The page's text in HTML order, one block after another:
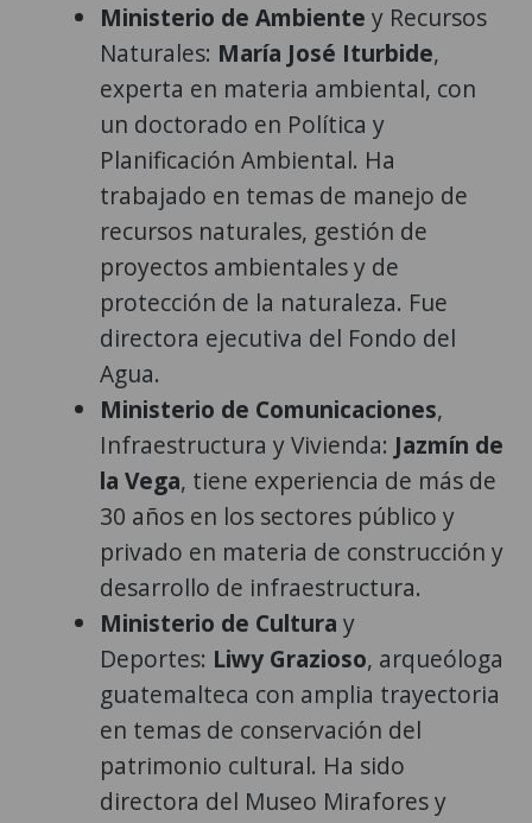
Ministerio de Ambiente y Recursos
Naturales: María José Iturbide,
experta en materia ambiental, con
un doctorado en Política y
Planificación Ambiental. Ha
trabajado en temas de manejo de
recursos naturales, gestión de
proyectos ambientales y de
protección de la naturaleza. Fue
directora ejecutiva del Fondo del
Agua.
Ministerio de Comunicaciones,
Infraestructura y Vivienda: Jazmín de
la Vega, tiene experiencia de más de
30 años en los sectores público y
privado en materia de construcción y
desarrollo de infraestructura.
Ministerio de Cultura y
Deportes: Liwy Grazioso, arqueóloga
guatemalteca con amplia trayectoria
en temas de conservación del
patrimonio cultural. Ha sido
directora del Museo Mirafores y